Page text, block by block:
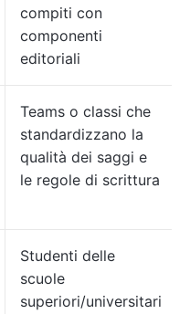
compiti con
componenti
editoriali
Teams o classi che
standardizzano la
qualità dei saggi e
le regole di scrittura
Studenti delle
scuole
superiori/universitari